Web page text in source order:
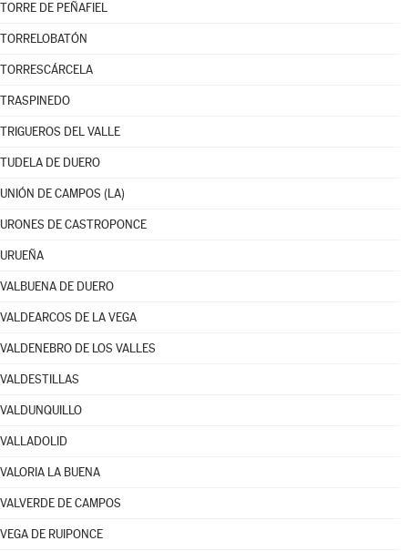
TORRE DE PEÑAFIEL
TORRELOBATÓN
TORRESCÁRCELA
TRASPINEDO
TRIGUEROS DEL VALLE
TUDELA DE DUERO
UNIÓN DE CAMPOS (LA)
URONES DE CASTROPONCE
URUEÑA
VALBUENA DE DUERO
VALDEARCOS DE LA VEGA
VALDENEBRO DE LOS VALLES
VALDESTILLAS
VALDUNQUILLO
VALLADOLID
VALORIA LA BUENA
VALVERDE DE CAMPOS
VEGA DE RUIPONCE